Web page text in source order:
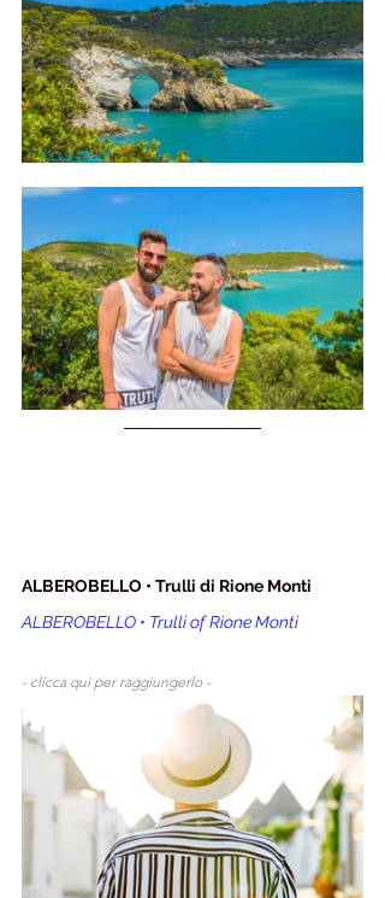
ALBEROBELLO • Trulli di Rione Monti
ALBEROBELLO • Trulli of Rione Monti
- clicca qui per raggiungerlo -